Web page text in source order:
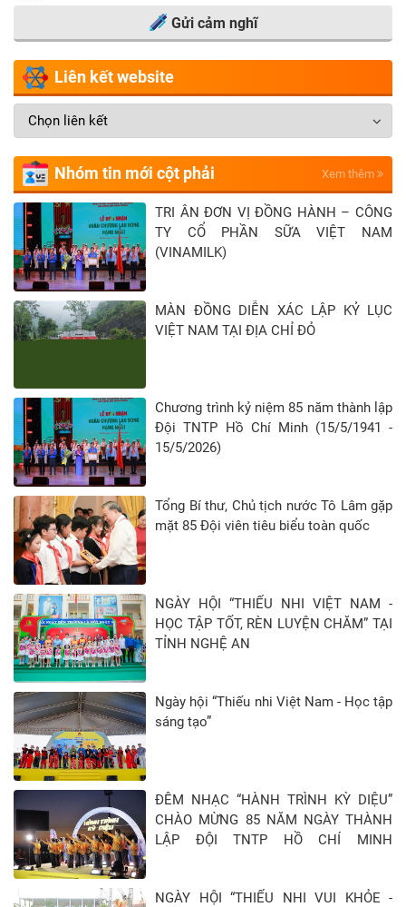
Gửi cảm nghĩ
Liên kết website
Nhóm tin mới cột phải Xem thêm
TRI ÂN ĐƠN VỊ ĐỒNG HÀNH – CÔNG
TY CỔ PHẦN SỮA VIỆT NAM
(VINAMILK)
MÀN ĐỒNG DIỄN XÁC LẬP KỶ LỤC
VIỆT NAM TẠI ĐỊA CHỈ ĐỎ
Chương trình kỷ niệm 85 năm thành lập
Đội TNTP Hồ Chí Minh (15/5/1941 -
15/5/2026)
Tổng Bí thư, Chủ tịch nước Tô Lâm gặp
mặt 85 Đội viên tiêu biểu toàn quốc
NGÀY HỘI “THIẾU NHI VIỆT NAM -
HỌC TẬP TỐT, RÈN LUYỆN CHĂM” TẠI
TỈNH NGHỆ AN
Ngày hội “Thiếu nhi Việt Nam - Học tập
sáng tạo”
ĐÊM NHẠC “HÀNH TRÌNH KỲ DIỆU”
CHÀO MỪNG 85 NĂM NGÀY THÀNH
LẬP ĐỘI TNTP HỒ CHÍ MINH
NGÀY HỘI “THIẾU NHI VUI KHỎE -